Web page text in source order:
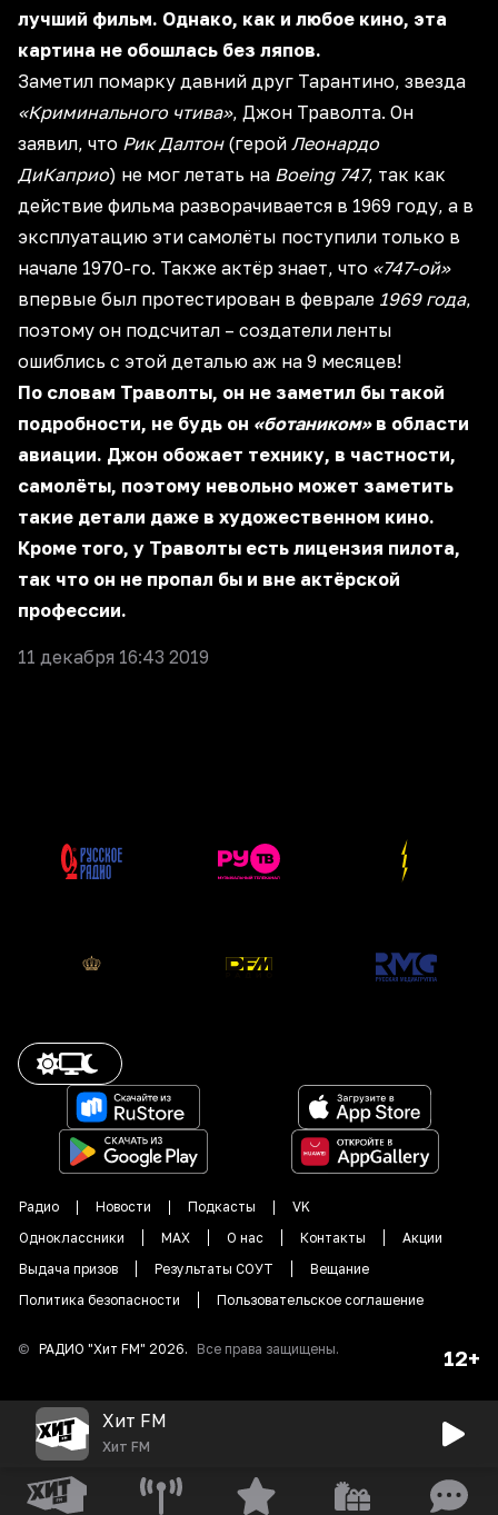
лучший фильм. Однако, как и любое кино, эта
картина не обошлась без ляпов.
Заметил помарку давний друг Тарантино, звезда
«Криминального чтива», Джон Траволта. Он
заявил, что Рик Далтон(герой Леонардо
ДиКаприо) не мог летать на Boeing 747, так как
действие фильма разворачивается в 1969 году, а в
эксплуатацию эти самолёты поступили только в
начале 1970-го. Также актёр знает, что «747-ой»
впервые был протестирован в феврале 1969 года,
поэтому он подсчитал – создатели ленты
ошиблись с этой деталью аж на 9 месяцев!
По словам Траволты, он не заметил бы такой
подробности, не будь он «ботаником»в области
авиации. Джон обожает технику, в частности,
самолёты, поэтому невольно может заметить
такие детали даже в художественном кино.
Кроме того, у Траволты есть лицензия пилота,
так что он не пропал бы и вне актёрской
профессии.
11 декабря 16:43 2019
Радио Новости Подкасты
VK
Одноклассники
MAX О нас Контакты
Акции
Выдача призов
Результаты СОУТ
Вещание
Политика безопасности
Пользовательское соглашение
© РАДИО "Хит FM" 2026. Все права защищены. 12+
Хит FM
Хит FM